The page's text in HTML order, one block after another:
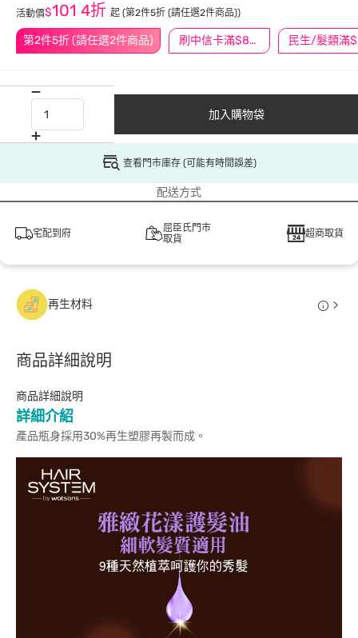
第2件5折 (請任選2件商品) 刷中信卡滿$888送3萬點
活動價$101 4折 起 (第2件5折 (請任選2件商品))
加入購物袋
查看門市庫存 (可能有時間誤差)
配送方式
宅配到府
屈臣氏門市
取貨
超商取貨
再生材料
商品詳細說明
商品詳細說明
詳細介紹
產品瓶身採用30%再生塑膠再製而成。